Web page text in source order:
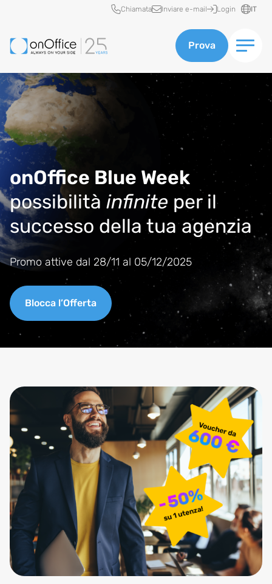
Accesso rapido
Chiamata Inviare e-mail Login IT
Prova
onOffice Blue Week
possibilità infinite per il
successo della tua agenzia
Promo attive dal 28/11 al 05/12/2025
Blocca l’Offerta